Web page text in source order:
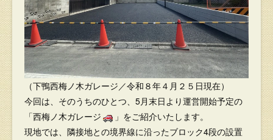
（下鴨西梅ノ木ガレージ／令和８年４月２５日現在）
今回は、そのうちのひとつ、5月末日より運営開始予定の
「西梅ノ木ガレージ
」をご紹介いたします。
現地では、隣接地との境界線に沿ったブロック4段の設置